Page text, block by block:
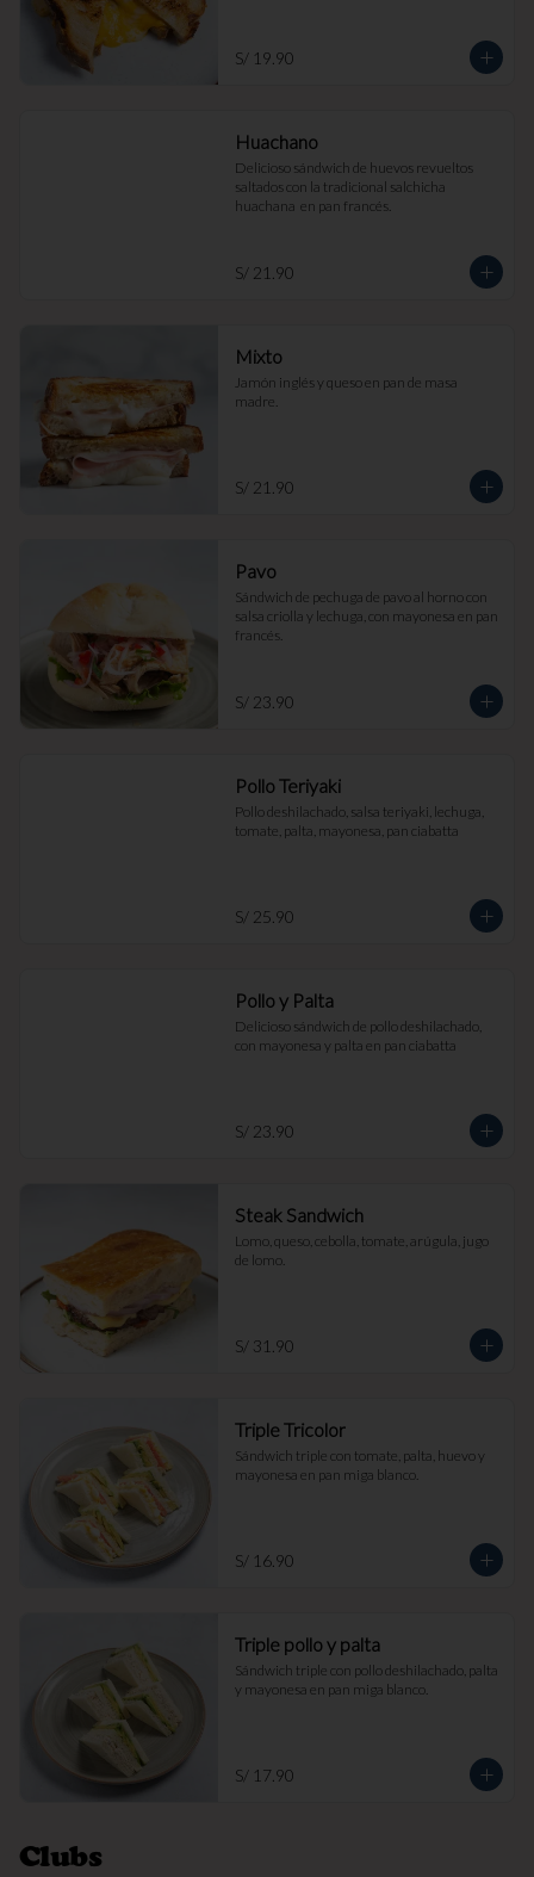
S/ 19.90
Huachano
Delicioso sándwich de huevos revueltos
saltados con la tradicional salchicha
huachana  en pan francés.
S/ 21.90
Mixto
Jamón inglés y queso en pan de masa
madre.
S/ 21.90
Pavo
Sándwich de pechuga de pavo al horno con
salsa criolla y lechuga, con mayonesa en pan
francés.
S/ 23.90
Pollo Teriyaki
Pollo deshilachado, salsa teriyaki, lechuga,
tomate, palta, mayonesa, pan ciabatta
S/ 25.90
Pollo y Palta
Delicioso sándwich de pollo deshilachado,
con mayonesa y palta en pan ciabatta
S/ 23.90
Steak Sandwich
Lomo, queso, cebolla, tomate, arúgula, jugo
de lomo.
S/ 31.90
Triple Tricolor
Sándwich triple con tomate, palta, huevo y
mayonesa en pan miga blanco.
S/ 16.90
Triple pollo y palta
Sándwich triple con pollo deshilachado, palta
y mayonesa en pan miga blanco.
S/ 17.90
Clubs